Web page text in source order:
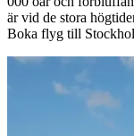
är vid de stora
Boka flyg till